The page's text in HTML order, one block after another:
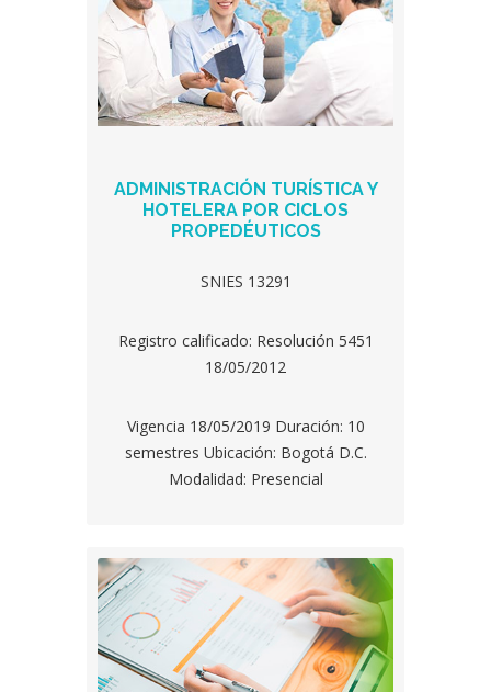
ADMINISTRACIÓN TURÍSTICA Y
HOTELERA POR CICLOS
PROPEDÉUTICOS
SNIES 13291
Registro calificado: Resolución 5451
18/05/2012
Vigencia 18/05/2019 Duración: 10
semestres Ubicación: Bogotá D.C.
Modalidad: Presencial